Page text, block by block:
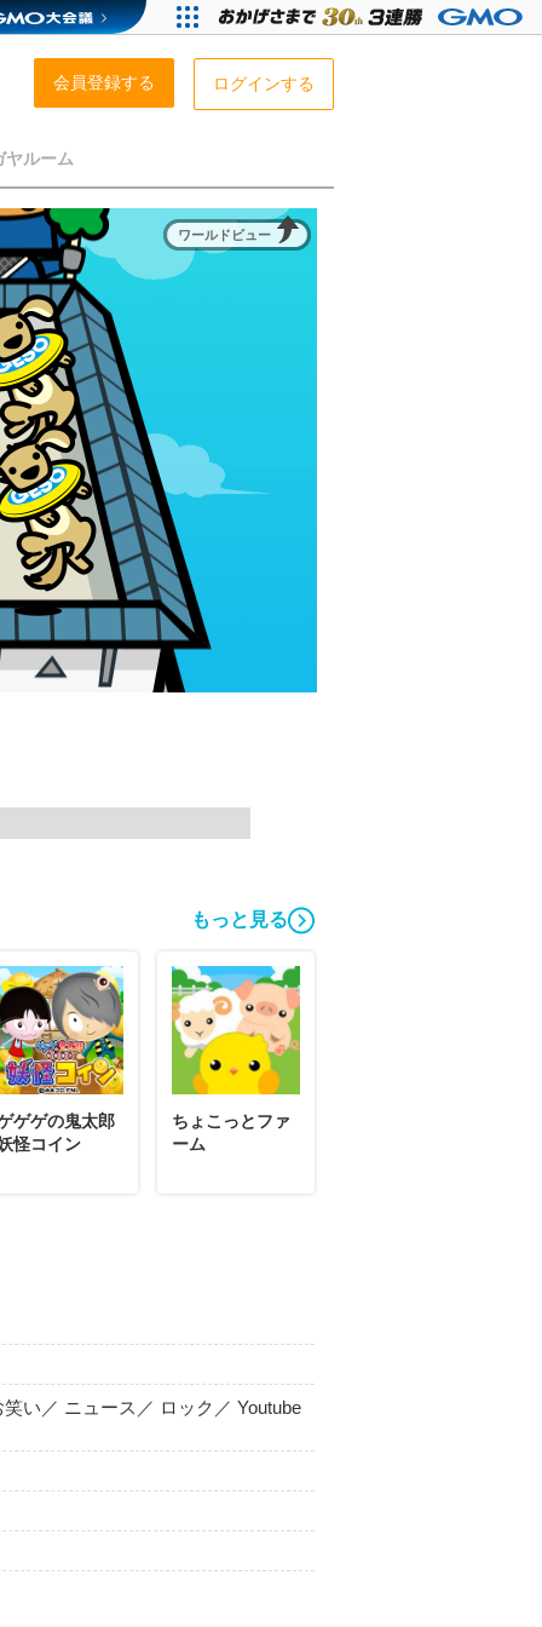
会員登録する ログインする
ヤルーム
ワールドビュー
もっと見る
ゲゲの鬼太郎
怪コイン
ちょこっとファ
ーム
い／ ニュース／ ロック／ Youtube